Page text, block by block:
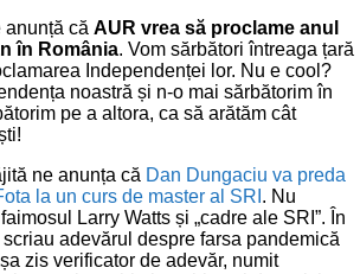
anunță că AUR vrea să proclame anul
în România. Vom sărbători întreaga țară
Independenței lor. Nu e cool?
noastră și n-o mai sărbătorim în
pe a altora, ca să arătăm cât
ne anunța că Dan Dungaciu va preda
la un curs de master al SRI . Nu
Larry Watts și „cadre ale SRI”. În
adevărul despre farsa pandemică
zis verificator de adevăr, numit